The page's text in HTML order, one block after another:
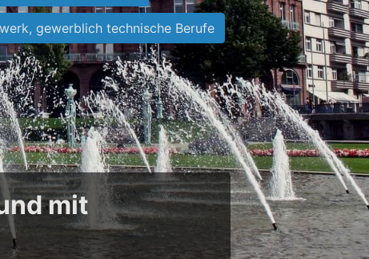
gewerblich technische Berufe
mit